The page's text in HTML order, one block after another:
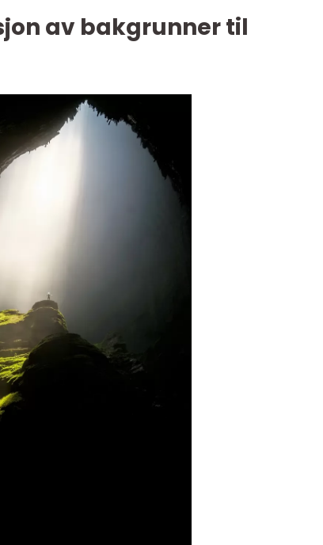
av bakgrunner til